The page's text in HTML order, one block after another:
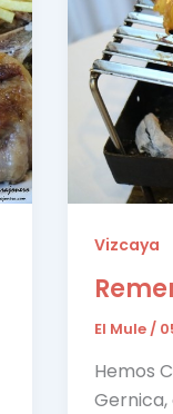
Vizcaya
El Mule/
Hemos